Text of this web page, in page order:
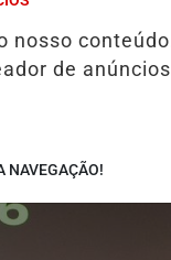
nosso
de
NAVEGAÇÃO!